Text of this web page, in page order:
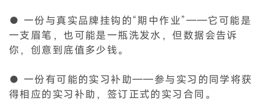
● 一份与真实品牌挂钩的“期中作业”——它可能是
一支眉笔，也可能是一瓶洗发水，但数据会告诉
你，创意到底值多少钱。
● 一份有可能的实习补助——参与实习的同学将获
得相应的实习补助，签订正式的实习合同。